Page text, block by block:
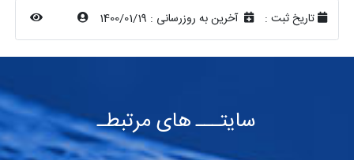
تاریخ ثبت : آخرین به روزرسانی : 1400/01/19
سایتـــ های مرتبطـ